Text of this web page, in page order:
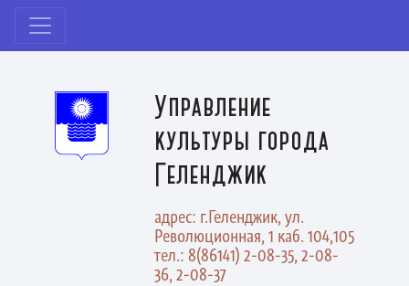
Управление
культуры города
Геленджик
адрес: г.Геленджик, ул.
Революционная, 1 каб. 104,105
тел.: 8(86141) 2-08-35, 2-08-
36, 2-08-37